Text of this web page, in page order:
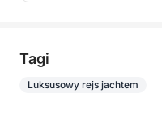
Tagi
Luksusowy rejs jachtem